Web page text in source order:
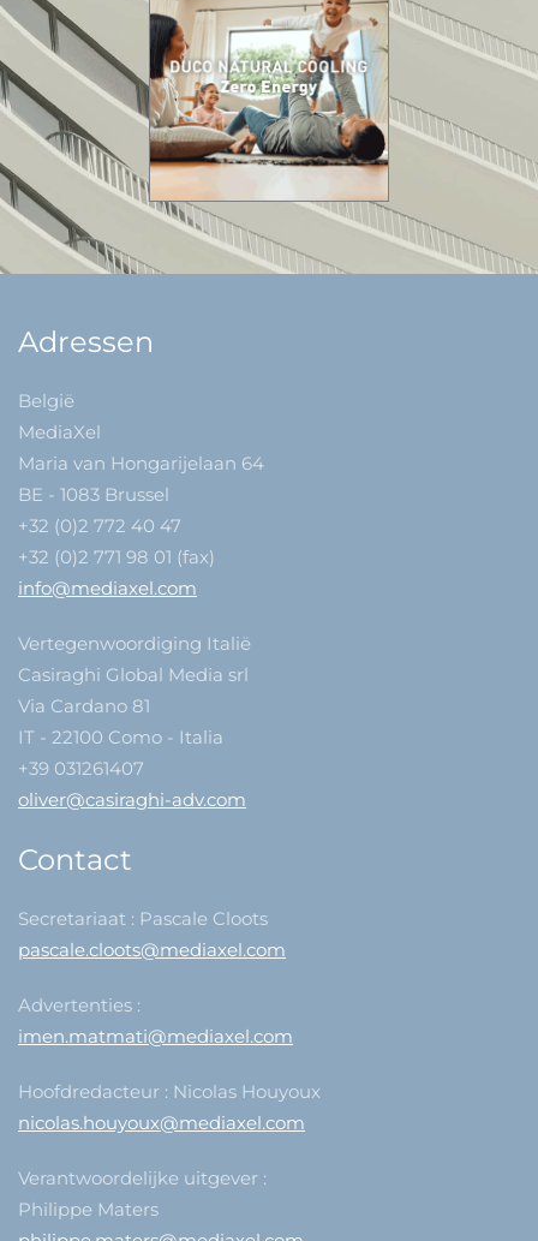
Adressen
België
MediaXel
Maria van Hongarijelaan 64
BE - 1083 Brussel
+32 (0)2 772 40 47
+32 (0)2 771 98 01 (fax)
info@mediaxel.com
Vertegenwoordiging Italië
Casiraghi Global Media srl
Via Cardano 81
IT - 22100 Como - Italia
+39 031261407
oliver@casiraghi-adv.com
Contact
Secretariaat : Pascale Cloots
pascale.cloots@mediaxel.com
Advertenties :
imen.matmati@mediaxel.com
Hoofdredacteur : Nicolas Houyoux
nicolas.houyoux@mediaxel.com
Verantwoordelijke uitgever :
Philippe Maters